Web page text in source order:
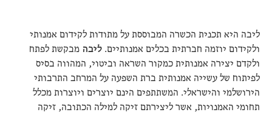
ליבה היא תכנית הכשרה המבוססת על מתודות לקידום אמנותי
ולקידום יוזמה חברתית בכלים אמנותיים.ליבהמבקשת לפתח
ולקדם יצירה אמנותית כמקור השראה וביטוי, המהווה בסיס
לפיתוח של עשייה אמנותית ברת השפעה על המרחב התרבותי
הירושלמי והישראלי. המשתתפים הינם יוצרים ויוצרות מכלל
תחומי האמנויות, אשר ליצירתם זיקה למילה הכתובה, זיקה